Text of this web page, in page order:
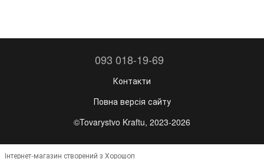
093 018-19-69
Контакти
Повна версія сайту
©Tovarystvo Kraftu, 2023-2026
Інтернет-магазин створений з Хорошоп